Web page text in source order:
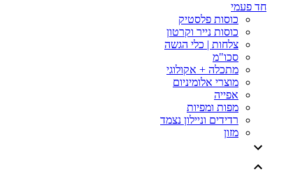
חד פעמי
כוסות פלסטיק
כוסות נייר וקרטון
צלחות | כלי הגשה
סכו"מ
מתכלה + אקולוגי
מוצרי אלומיניום
אפייה
מפות ומפיות
רדידים וניילון נצמד
מזון